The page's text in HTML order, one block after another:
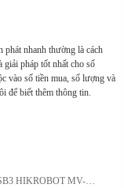
phát nhanh thường là cách
giải pháp tốt nhất cho số
vào số tiền mua, số lượng và
để biết thêm thông tin.
MV-XD0200-10UM V5 20MP